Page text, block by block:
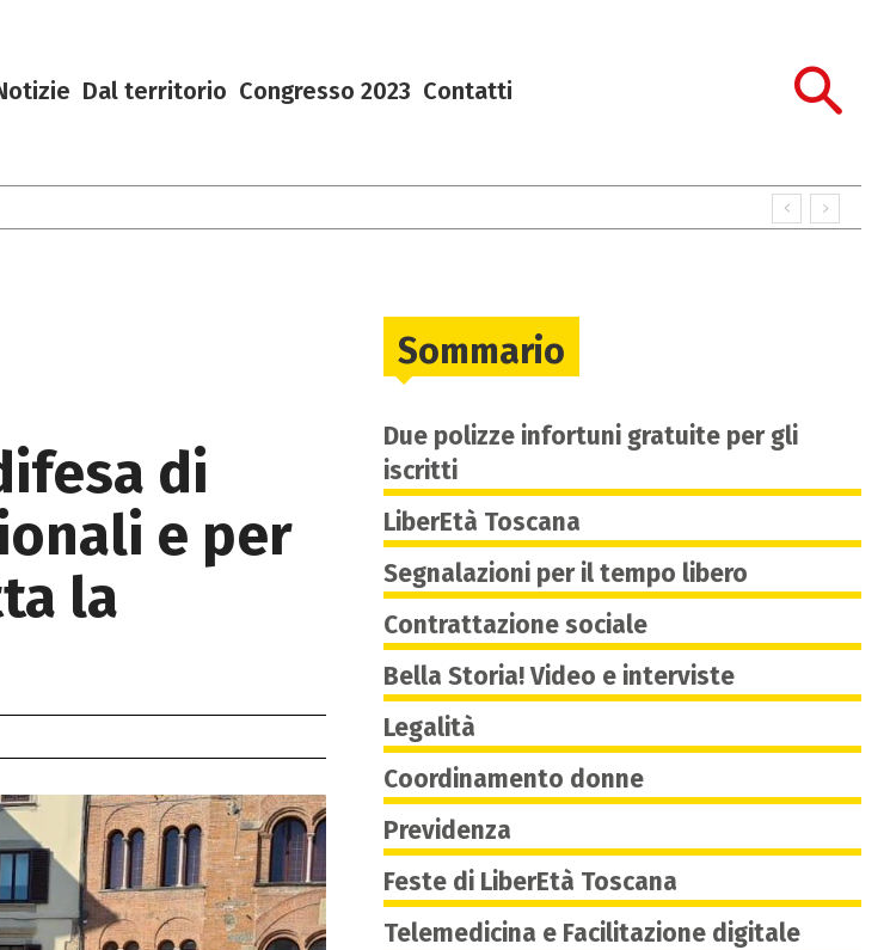
Dal territorio Congresso 2023 Contatti
di
e per
la
Sommario
Due polizze infortuni gratuite per gli
iscritti
LiberEtà Toscana
Segnalazioni per il tempo libero
Contrattazione sociale
Bella Storia! Video e interviste
Legalità
Coordinamento donne
Previdenza
Feste di LiberEtà Toscana
Telemedicina e Facilitazione digitale